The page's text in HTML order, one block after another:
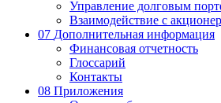
Управление долговым
Взаимодействие с
07 Дополнительная информация
Финансовая отчетность
Глоссарий
Контакты
08 Приложения